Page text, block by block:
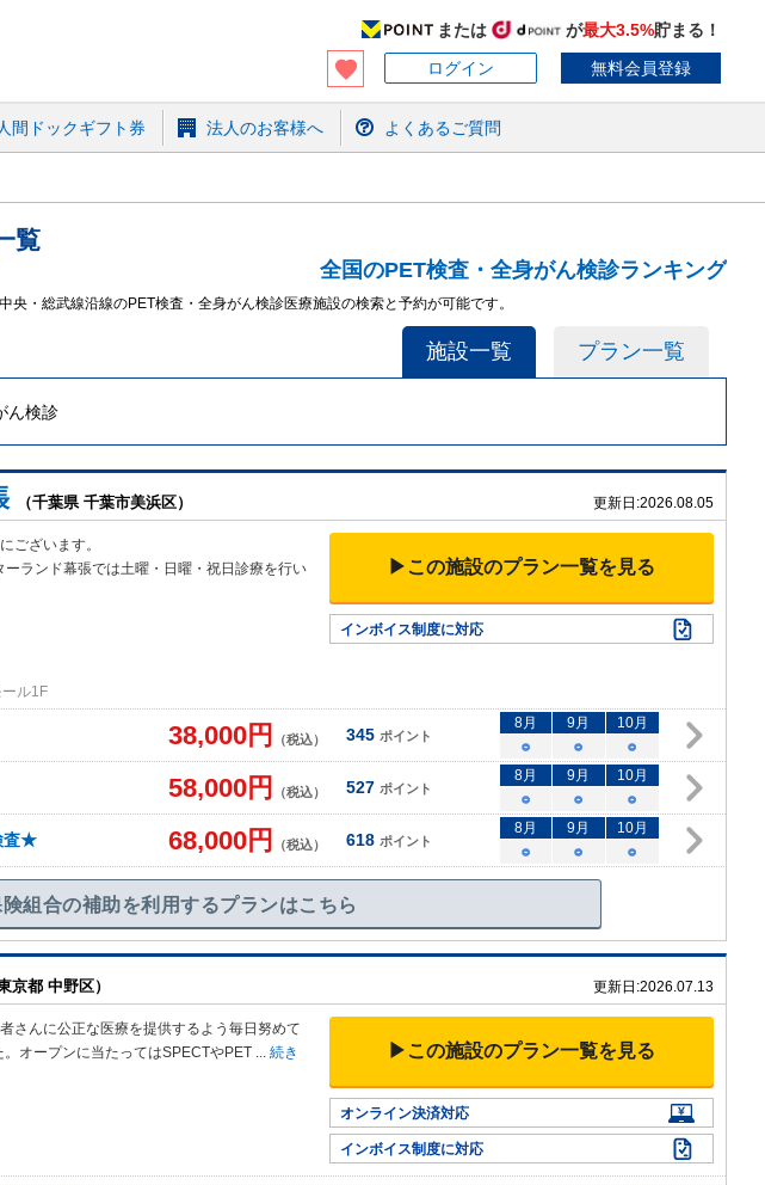
または が最大3.5%貯まる！
ログイン
無料会員登録
人間ドックギフト券 法人のお客様へ よくあるご質問
覧
全国のPET検査・全身がん検診ランキング
・総武線沿線のPET検査・全身がん検診医療施設の検索と予約が可能です。
施設一覧 プラン一覧
ん検診
（千葉県 千葉市美浜区） 更新日:2026.08.05
ございます。
ランド幕張では土曜・日曜・祝日診療を行い
ル1F
▶この施設のプラン一覧を見る
インボイス制度に対応
38,000円 （税込） 345 ポイント
8月 9月 10月
○
○ ○
58,000円 （税込） 527 ポイント
8月 9月 10月
○
○ ○
査★ 68,000円 （税込） 618 ポイント
8月 9月 10月
○
○ ○
組合の補助を利用するプランはこちら
東京都 中野区） 更新日:2026.07.13
さんに公正な医療を提供するよう毎日努めて
オープンに当たってはSPECTやPET ... 続き
▶この施設のプラン一覧を見る
オンライン決済対応
インボイス制度に対応